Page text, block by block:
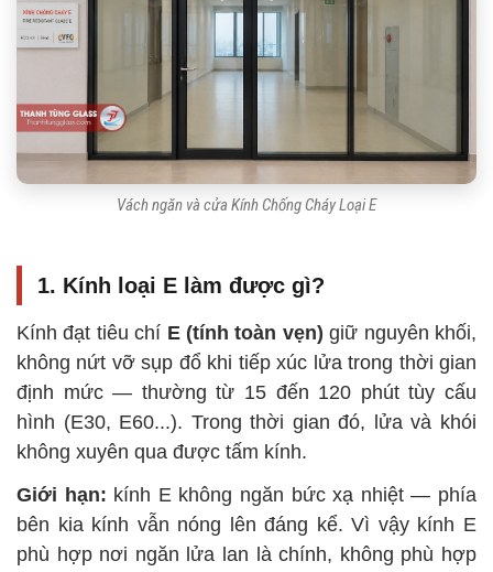
Vách ngăn và cửa Kính Chống Cháy Loại E
1. Kính loại E làm được gì?
Kính đạt tiêu chí E (tính toàn vẹn) giữ nguyên khối,
không nứt vỡ sụp đổ khi tiếp xúc lửa trong thời gian
định mức — thường từ 15 đến 120 phút tùy cấu
hình (E30, E60...). Trong thời gian đó, lửa và khói
không xuyên qua được tấm kính.
Giới hạn: kính E không ngăn bức xạ nhiệt — phía
bên kia kính vẫn nóng lên đáng kể. Vì vậy kính E
phù hợp nơi ngăn lửa lan là chính, không phù hợp